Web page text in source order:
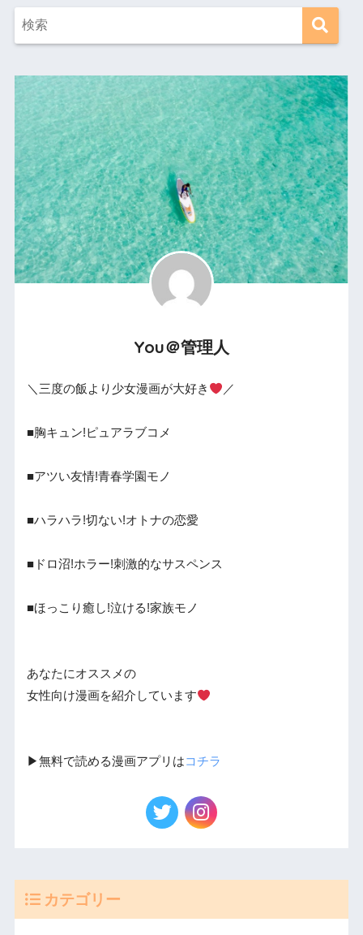
You＠管理人
＼三度の飯より少女漫画が大好き ／
■胸キュン!ピュアラブコメ
■アツい友情!青春学園モノ
■ハラハラ!切ない!オトナの恋愛
■ドロ沼!ホラー!刺激的なサスペンス
■ほっこり癒し!泣ける!家族モノ
あなたにオススメの
女性向け漫画を紹介しています
▶︎無料で読める漫画アプリはコチラ
カテゴリー